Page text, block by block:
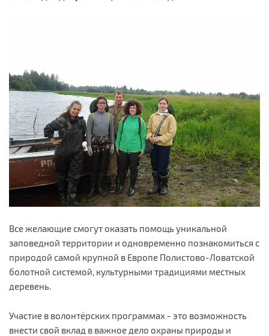
Все желающие смогут оказать помощь уникальной
заповедной территории и одновременно познакомиться с
природой самой крупной в Европе Полистово-Ловатской
болотной системой, культурными традициями местных
деревень.
Участие в волонтёрских программах - это возможность
внести свой вклад в важное дело охраны природы и